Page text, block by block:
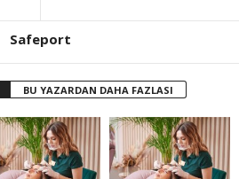
Safeport
BU YAZARDAN DAHA FAZLASI